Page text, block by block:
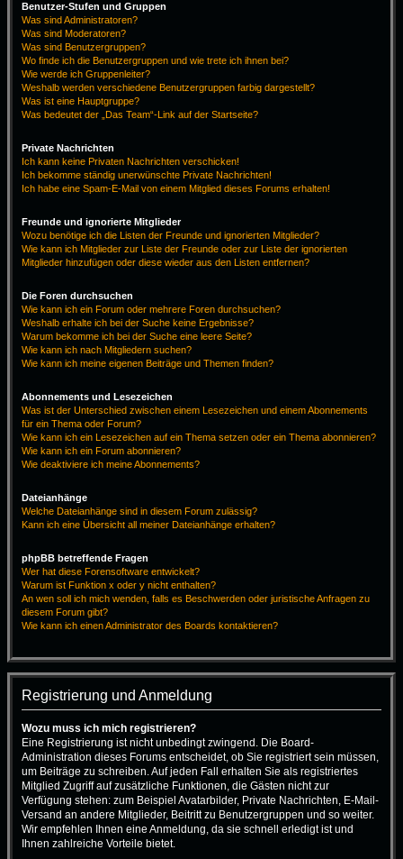
Benutzer-Stufen und Gruppen
Was sind Administratoren?
Was sind Moderatoren?
Was sind Benutzergruppen?
Wo finde ich die Benutzergruppen und wie trete ich ihnen bei?
Wie werde ich Gruppenleiter?
Weshalb werden verschiedene Benutzergruppen farbig dargestellt?
Was ist eine Hauptgruppe?
Was bedeutet der „Das Team“-Link auf der Startseite?
Private Nachrichten
Ich kann keine Privaten Nachrichten verschicken!
Ich bekomme ständig unerwünschte Private Nachrichten!
Ich habe eine Spam-E-Mail von einem Mitglied dieses Forums erhalten!
Freunde und ignorierte Mitglieder
Wozu benötige ich die Listen der Freunde und ignorierten Mitglieder?
Wie kann ich Mitglieder zur Liste der Freunde oder zur Liste der ignorierten
Mitglieder hinzufügen oder diese wieder aus den Listen entfernen?
Die Foren durchsuchen
Wie kann ich ein Forum oder mehrere Foren durchsuchen?
Weshalb erhalte ich bei der Suche keine Ergebnisse?
Warum bekomme ich bei der Suche eine leere Seite?
Wie kann ich nach Mitgliedern suchen?
Wie kann ich meine eigenen Beiträge und Themen finden?
Abonnements und Lesezeichen
Was ist der Unterschied zwischen einem Lesezeichen und einem Abonnements
für ein Thema oder Forum?
Wie kann ich ein Lesezeichen auf ein Thema setzen oder ein Thema abonnieren?
Wie kann ich ein Forum abonnieren?
Wie deaktiviere ich meine Abonnements?
Dateianhänge
Welche Dateianhänge sind in diesem Forum zulässig?
Kann ich eine Übersicht all meiner Dateianhänge erhalten?
phpBB betreffende Fragen
Wer hat diese Forensoftware entwickelt?
Warum ist Funktion x oder y nicht enthalten?
An wen soll ich mich wenden, falls es Beschwerden oder juristische Anfragen zu
diesem Forum gibt?
Wie kann ich einen Administrator des Boards kontaktieren?
Registrierung und Anmeldung
Wozu muss ich mich registrieren?
Eine Registrierung ist nicht unbedingt zwingend. Die Board-
Administration dieses Forums entscheidet, ob Sie registriert sein müssen,
um Beiträge zu schreiben. Auf jeden Fall erhalten Sie als registriertes
Mitglied Zugriff auf zusätzliche Funktionen, die Gästen nicht zur
Verfügung stehen: zum Beispiel Avatarbilder, Private Nachrichten, E-Mail-
Versand an andere Mitglieder, Beitritt zu Benutzergruppen und so weiter.
Wir empfehlen Ihnen eine Anmeldung, da sie schnell erledigt ist und
Ihnen zahlreiche Vorteile bietet.